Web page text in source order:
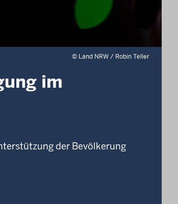
© Land NRW / Robin Teller
im
der Bevölkerung